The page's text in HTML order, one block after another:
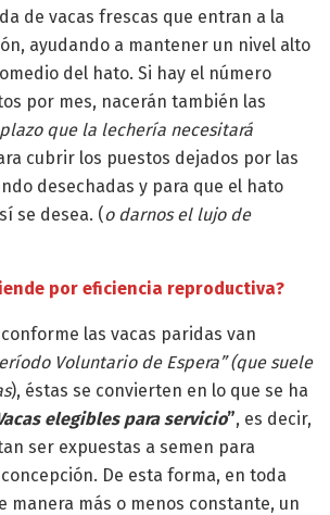
de vacas frescas que entran a la
ayudando a mantener un nivel alto
del hato. Si hay el número
por mes, nacerán también las
que la lechería necesitará
cubrir los puestos dejados por las
desechadas y para que el hato
se desea. (o darnos el lujo de
por eficiencia reproductiva?
las vacas paridas van
Voluntario de Espera” (que suele
), éstas se convierten en lo que se ha
elegibles para servicio”, es decir,
ser expuestas a semen para
De esta forma, en toda
manera más o menos constante, un